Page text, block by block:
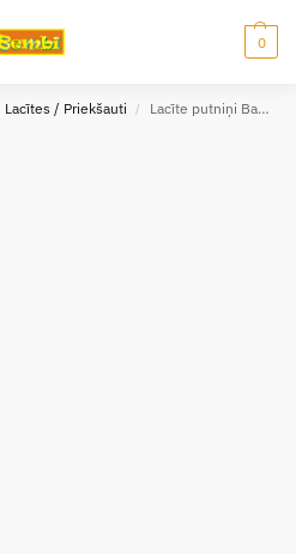
0
Lacītes / Priekšauti / Lacīte putniņi Baby Ono 836